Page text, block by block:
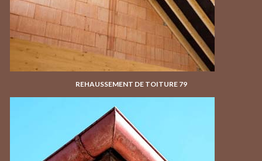
REHAUSSEMENT DE TOITURE 79